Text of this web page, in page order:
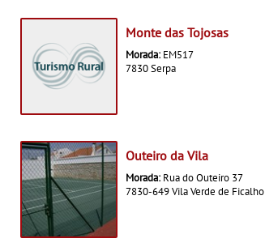
Monte das Tojosas
Morada: EM517
7830 Serpa
Outeiro da Vila
Morada: Rua do Outeiro 37
7830-649 Vila Verde de Ficalho